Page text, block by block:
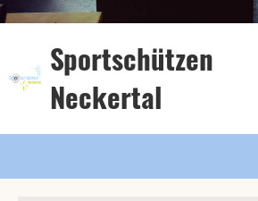
Sportschützen
Neckertal